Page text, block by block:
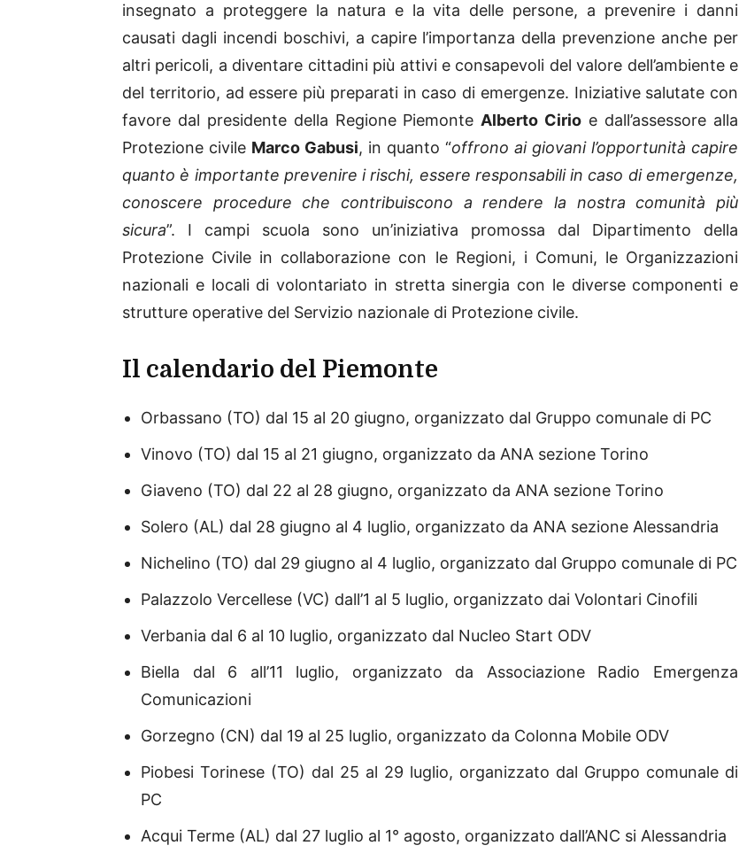
insegnato a proteggere la natura e la vita delle persone, a prevenire i danni
causati dagli incendi boschivi, a capire l’importanza della prevenzione anche per
altri pericoli, a diventare cittadini più attivi e consapevoli del valore dell’ambiente e
del territorio, ad essere più preparati in caso di emergenze. Iniziative salutate con
favore dal presidente della Regione PiemonteAlberto Cirio e dall’assessore alla
Protezione civile Marco Gabusi, in quanto “offrono ai giovani l’opportunità capire
quanto è importante prevenire i rischi, essere responsabili in caso di emergenze,
conoscere procedure che contribuiscono a rendere la nostra comunità più
sicura”. I campi scuola sono un’iniziativa promossa dal Dipartimento della
Protezione Civile in collaborazione con le Regioni, i Comuni, le Organizzazioni
nazionali e locali di volontariato in stretta sinergia con le diverse componenti e
strutture operative del Servizio nazionale di Protezione civile.
Il calendario del Piemonte
Orbassano (TO) dal 15 al 20 giugno, organizzato dal Gruppo comunale di PC
Vinovo (TO) dal 15 al 21 giugno, organizzato da ANA sezione Torino
Giaveno (TO) dal 22 al 28 giugno, organizzato da ANA sezione Torino
Solero (AL) dal 28 giugno al 4 luglio, organizzato da ANA sezione Alessandria
Nichelino (TO) dal 29 giugno al 4 luglio, organizzato dal Gruppo comunale di PC
Palazzolo Vercellese (VC) dall’1 al 5 luglio, organizzato dai Volontari Cinofili
Verbania dal 6 al 10 luglio, organizzato dal Nucleo Start ODV
Biella dal 6 all’11 luglio, organizzato da Associazione Radio Emergenza
Comunicazioni
Gorzegno (CN) dal 19 al 25 luglio, organizzato da Colonna Mobile ODV
Piobesi Torinese (TO) dal 25 al 29 luglio, organizzato dal Gruppo comunale di
PC
Acqui Terme (AL) dal 27 luglio al 1° agosto, organizzato dall’ANC si Alessandria